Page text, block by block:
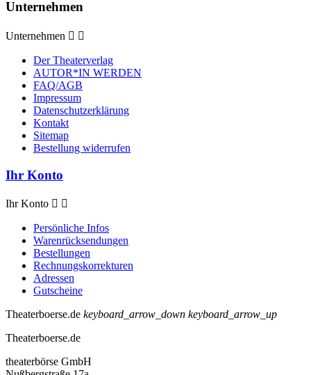
Unternehmen
Unternehmen  
Der Theaterverlag
AUTOR*IN WERDEN
FAQ/AGB
Impressum
Datenschutzerklärung
Kontakt
Sitemap
Bestellung widerrufen
Ihr Konto
Ihr Konto  
Persönliche Infos
Warenrücksendungen
Bestellungen
Rechnungskorrekturen
Adressen
Gutscheine
Theaterboerse.de keyboard_arrow_down keyboard_arrow_up
Theaterboerse.de
theaterbörse GmbH